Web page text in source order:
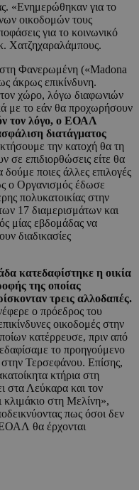
«Ενημερώθηκαν για το
οικοδομών τους
για το κοινωνικό
Χατζηχαραλάμπους.
στη Φανερωμένη («Madona
άκρως επικίνδυνη.
τον χώρο, λόγω διαφωνιών
με το εάν θα προχωρήσουν
τον λόγο, ο ΕΟΑΛ
διατάγματος
την κατοχή θα τη
σε επιδιορθώσεις είτε θα
δούμε ποιες άλλες επιλογές
ο Οργανισμός έδωσε
πολυκατοικίας στην
17 διαμερισμάτων και
μίας εβδομάδας να
διαδικασίες
κατεδαφίστηκε η οικία
της οποίας
τρεις αλλοδαπές.
ο πρόεδρος του
οικοδομές στην
κατέρρευσε, πριν από
το προηγούμενο
στην Τερσεφάνου. Επίσης,
κτήρια στη
στα Λεύκαρα και τον
στη Μελίνη»,
πως όσοι δεν
ΕΟΑΛ θα έρχονται